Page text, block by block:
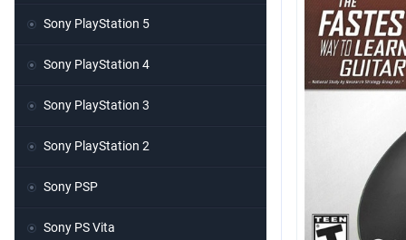
Sony PlayStation 5
Sony PlayStation 4
Sony PlayStation 3
Sony PlayStation 2
Sony PSP
Sony PS Vita